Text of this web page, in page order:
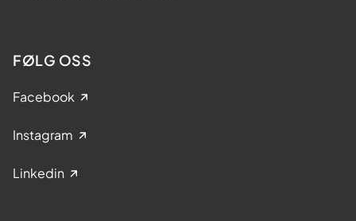
FØLG OSS
Facebook
Instagram
Linkedin